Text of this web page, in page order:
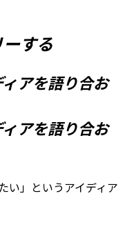
する
い」というアイディア